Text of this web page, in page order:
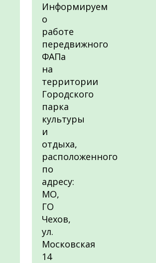
Информируем
о
работе
передвижного
ФАПа
на
территории
Городского
парка
культуры
и
отдыха,
расположенного
по
адресу:
МО,
ГО
Чехов,
ул.
Московская
14